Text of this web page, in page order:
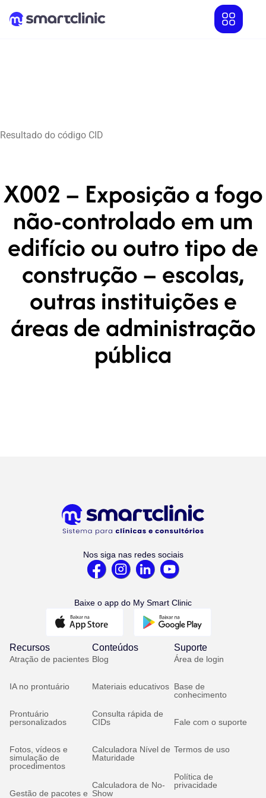
Resultado do código CID
X002 – Exposição a fogo
não-controlado em um
edifício ou outro tipo de
construção – escolas,
outras instituições e
áreas de administração
pública
Nos siga nas redes sociais
Baixe o app do My Smart Clinic
Recursos
Atração de pacientes
IA no prontuário
Prontuário
personalizados
Fotos, vídeos e
simulação de
procedimentos
Gestão de pacotes e
Conteúdos
Blog
Materiais educativos
Consulta rápida de
CIDs
Calculadora Nível de
Maturidade
Calculadora de No-
Show
Suporte
Área de login
Base de
conhecimento
Fale com o suporte
Termos de uso
Política de
privacidade